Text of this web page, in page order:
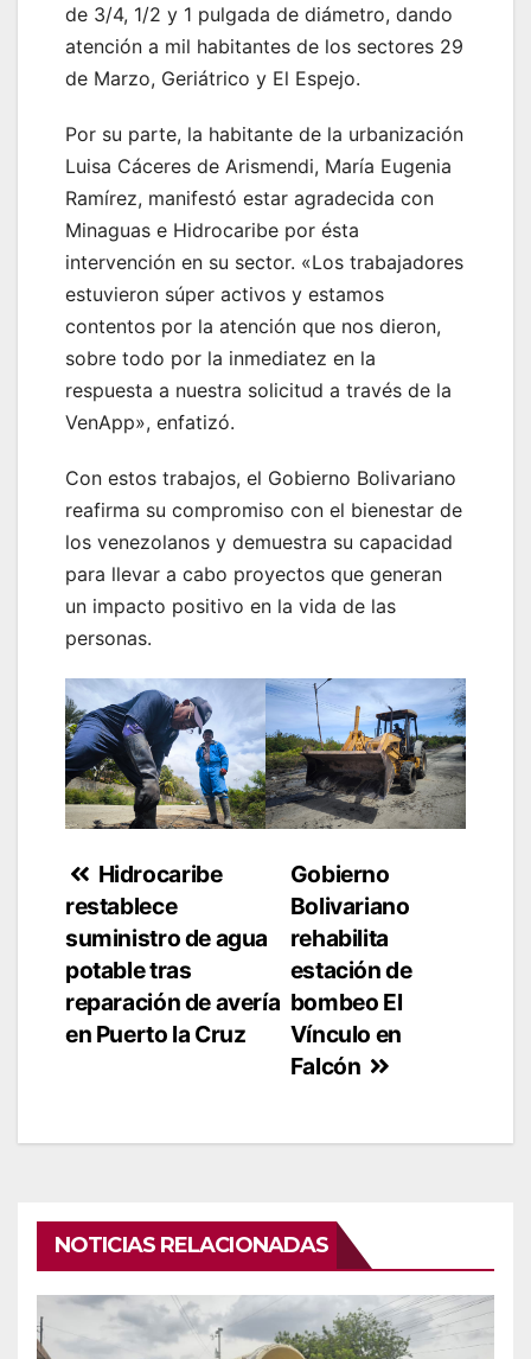
de 3/4, 1/2 y 1 pulgada de diámetro, dando
atención a mil habitantes de los sectores 29
de Marzo, Geriátrico y El Espejo.
Por su parte, la habitante de la urbanización
Luisa Cáceres de Arismendi, María Eugenia
Ramírez, manifestó estar agradecida con
Minaguas e Hidrocaribe por ésta
intervención en su sector. «Los trabajadores
estuvieron súper activos y estamos
contentos por la atención que nos dieron,
sobre todo por la inmediatez en la
respuesta a nuestra solicitud a través de la
VenApp», enfatizó.
Con estos trabajos, el Gobierno Bolivariano
reafirma su compromiso con el bienestar de
los venezolanos y demuestra su capacidad
para llevar a cabo proyectos que generan
un impacto positivo en la vida de las
personas.
Navegación
de
entradas
Gobierno
Bolivariano
rehabilita
estación de
bombeo El
Vínculo en
Falcón
Hidrocaribe
restablece
suministro de agua
potable tras
reparación de avería
en Puerto la Cruz
NOTICIAS RELACIONADAS